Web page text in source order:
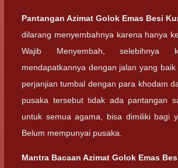
Pantangan Azimat Golok Emas Besi
dilarang menyembahnya karena hanya
Wajib Menyembah, selebihnya
mendapatkannya dengan jalan yang
perjanjian tumbal dengan para khodam
pusaka tersebut tidak ada pantangan
untuk semua agama, bisa dimiliki bagi
Belum mempunyai pusaka.
Mantra Bacaan Azimat Golok Emas